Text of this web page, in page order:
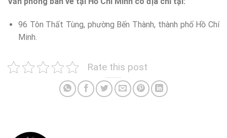
96 Tôn Thất Tùng, phường Bến Thành, thành phố Hồ Chí
Minh.
Rate this post